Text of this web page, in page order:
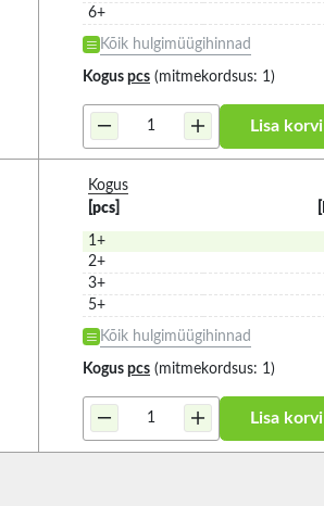
6+
Kõik hulgimüügihinnad
Kogus pcs (mitmekordsus: 1)
Lisa korvi
Kogus
[pcs]
1+
2+
3+
5+
Kõik hulgimüügihinnad
Kogus pcs (mitmekordsus: 1)
Lisa korvi